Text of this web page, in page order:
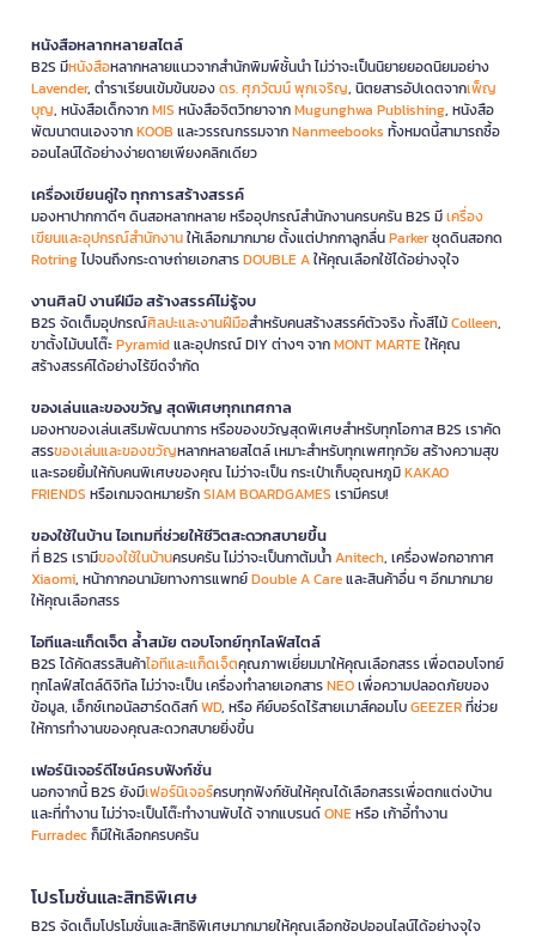
หนังสือหลากหลายสไตล์
B2S มีหนังสือหลากหลายแนวจากสำนักพิมพ์ชั้นนำ ไม่ว่าจะเป็นนิยายยอดนิยมอย่าง
Lavender, ตำราเรียนเข้มข้นของดร. ศุภวัฒน์ พุกเจริญ, นิตยสารอัปเดตจากเพ็ญ
บุญ, หนังสือเด็กจากMIS หนังสือจิตวิทยาจากMugunghwa Publishing, หนังสือ
พัฒนาตนเองจากKOOB และวรรณกรรมจากNanmeebooks ทั้งหมดนี้สามารถซื้อ
ออนไลน์ได้อย่างง่ายดายเพียงคลิกเดียว
เครื่องเขียนคู่ใจ ทุกการสร้างสรรค์
มองหาปากกาดีๆ ดินสอหลากหลาย หรืออุปกรณ์สำนักงานครบครัน B2S มีเครื่อง
เขียนและอุปกรณ์สำนักงานให้เลือกมากมาย ตั้งแต่ปากกาลูกลื่นParkerชุดดินสอกด
Rotringไปจนถึงกระดาษถ่ายเอกสารDOUBLE Aให้คุณเลือกใช้ได้อย่างจุใจ
งานศิลป์ งานฝีมือ สร้างสรรค์ไม่รู้จบ
B2S จัดเต็มอุปกรณ์ศิลปะและงานฝีมือสำหรับคนสร้างสรรค์ตัวจริง ทั้งสีไม้Colleen,
ขาตั้งไม้บนโต๊ะPyramidและอุปกรณ์ DIY ต่างๆ จากMONT MARTEให้คุณ
สร้างสรรค์ได้อย่างไร้ขีดจำกัด
ของเล่นและของขวัญ สุดพิเศษทุกเทศกาล
มองหาของเล่นเสริมพัฒนาการ หรือของขวัญสุดพิเศษสำหรับทุกโอกาส B2S เราคัด
สรรของเล่นและของขวัญหลากหลายสไตล์ เหมาะสำหรับทุกเพศทุกวัย สร้างความสุข
และรอยยิ้มให้กับคนพิเศษของคุณ ไม่ว่าจะเป็น กระเป๋าเก็บอุณหภูมิKAKAO
FRIENDS หรือเกมจดหมายรักSIAM BOARDGAMES เรามีครบ!
ของใช้ในบ้าน ไอเทมที่ช่วยให้ชีวิตสะดวกสบายขึ้น
ที่ B2S เรามีของใช้ในบ้านครบครัน ไม่ว่าจะเป็นกาต้มน้ำAnitech, เครื่องฟอกอากาศ
Xiaomi, หน้ากากอนามัยทางการแพทย์Double A Careและสินค้าอื่น ๆ อีกมากมาย
ให้คุณเลือกสรร
ไอทีและแก็ดเจ็ต ล้ำสมัย ตอบโจทย์ทุกไลฟ์สไตล์
B2S ได้คัดสรรสินค้าไอทีและแก็ดเจ็ตคุณภาพเยี่ยมมาให้คุณเลือกสรร เพื่อตอบโจทย์
ทุกไลฟ์สไตล์ดิจิทัล ไม่ว่าจะเป็น เครื่องทำลายเอกสารNEOเพื่อความปลอดภัยของ
ข้อมูล, เอ็กซ์เทอนัลฮาร์ดดิสก์WD, หรือ คีย์บอร์ดไร้สายเมาส์คอมโบGEEZERที่ช่วย
ให้การทำงานของคุณสะดวกสบายยิ่งขึ้น
เฟอร์นิเจอร์ดีไซน์ครบฟังก์ชั่น
นอกจากนี้ B2S ยังมีเฟอร์นิเจอร์ครบทุกฟังก์ชันให้คุณได้เลือกสรรเพื่อตกแต่งบ้าน
และที่ทำงาน ไม่ว่าจะเป็นโต๊ะทำงานพับได้ จากแบรนด์ONEหรือ เก้าอี้ทำงาน
Furradecก็มีให้เลือกครบครัน
โปรโมชั่นและสิทธิพิเศษ
B2S จัดเต็มโปรโมชั่นและสิทธิพิเศษมากมายให้คุณเลือกช้อปออนไลน์ได้อย่างจุใจ